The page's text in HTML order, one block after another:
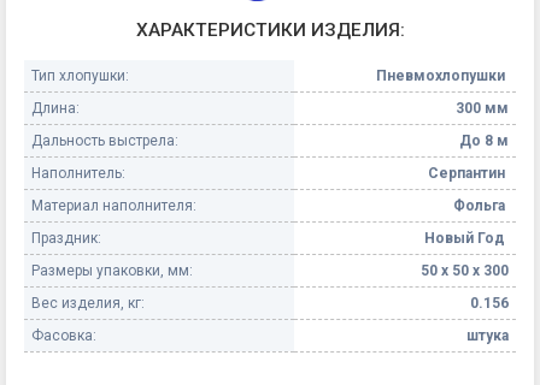
ХАРАКТЕРИСТИКИ ИЗДЕЛИЯ:
Тип хлопушки:
Пневмохлопушки
Длина:
300 мм
Дальность выстрела:
До 8 м
Наполнитель:
Серпантин
Материал наполнителя:
Фольга
Праздник:
Новый Год
Размеры упаковки, мм:
50 х 50 х 300
Вес изделия, кг:
0.156
Фасовка:
штука